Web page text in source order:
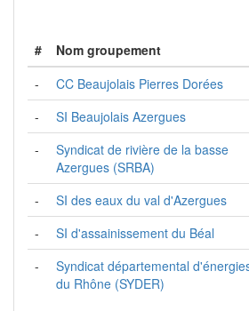
# Nom groupement
-
CC Beaujolais Pierres Dorées
-
SI Beaujolais Azergues
-
Syndicat de rivière de la basse
Azergues (SRBA)
- SI des eaux du val d'Azergues
-
SI d'assainissement du Béal
-
Syndicat départemental
du Rhône (SYDER)